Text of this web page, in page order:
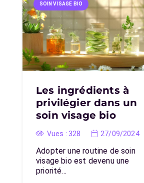
SOIN VISAGE BIO
Les ingrédients à
privilégier dans un
soin visage bio
Vues : 328 27/09/2024
Adopter une routine de soin
visage bio est devenu une
priorité…